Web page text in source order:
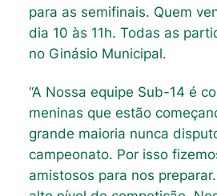
para as semifinais. Quem
dia 10 às 11h. Todas as
no Ginásio Municipal.
“A Nossa equipe Sub-14 é
meninas que estão
grande maioria nunca
campeonato. Por isso
amistosos para nos